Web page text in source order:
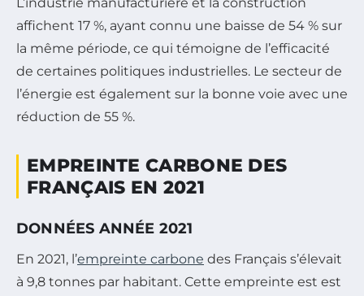
affichent 17 %, ayant connu une baisse de 54 % sur
la même période, ce qui témoigne de l’efficacité
de certaines politiques industrielles. Le secteur de
l’énergie est également sur la bonne voie avec une
réduction de 55 %.
EMPREINTE CARBONE DES
FRANÇAIS EN 2021
DONNÉES ANNÉE 2021
En 2021, l’empreinte carbone des Français s’élevait
à 9,8 tonnes par habitant. Cette empreinte est est